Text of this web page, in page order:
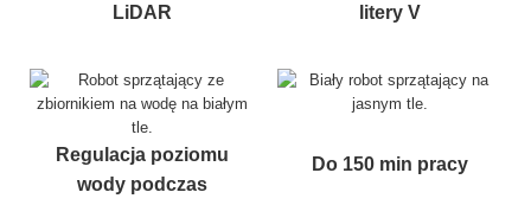
LiDAR
litery V
Regulacja poziomu
wody podczas
Do 150 min pracy